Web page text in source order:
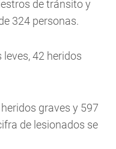
de tránsito y
324 personas.
42 heridos
graves y 597
de lesionados se